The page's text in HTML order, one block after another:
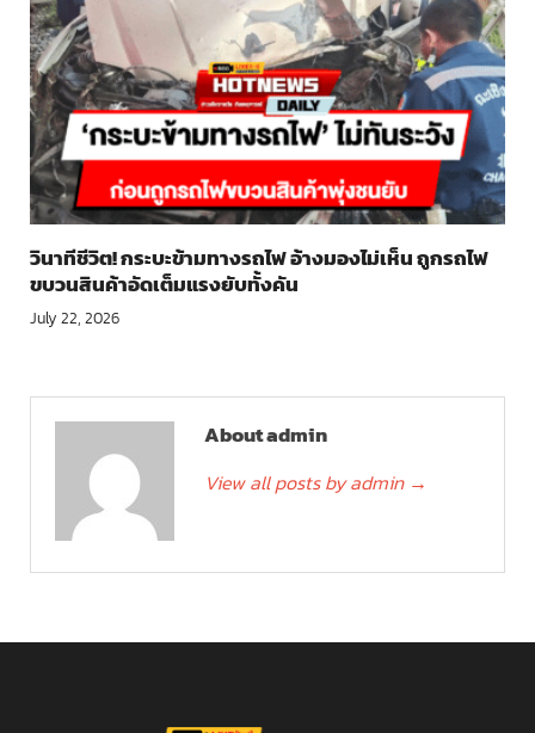
วินาทีชีวิต! กระบะข้ามทางรถไฟ อ้างมองไม่เห็น ถูกรถไฟ
ขบวนสินค้าอัดเต็มแรงยับทั้งคัน
July 22, 2026
About admin
View all posts by admin →